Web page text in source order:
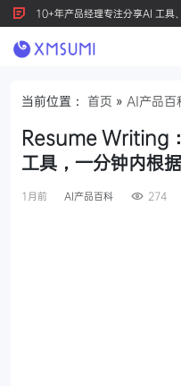
10+年产品经理专注分享AI 工
产品创新，按 Ctrl+D 收藏我们
当前位置： 首页 » AI产品百
Resume Writing
工具，一分钟内根
1月前 AI产品百科 274